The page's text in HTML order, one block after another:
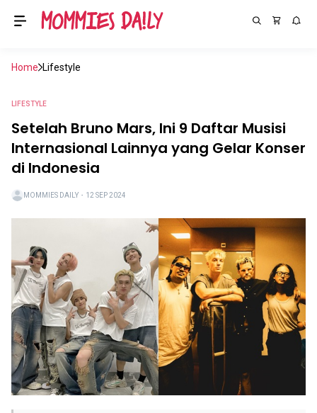
Home Lifestyle
LIFESTYLE
Setelah Bruno Mars, Ini 9 Daftar Musisi
Internasional Lainnya yang Gelar Konser
di Indonesia
MOMMIES DAILY ・ 12 SEP 2024